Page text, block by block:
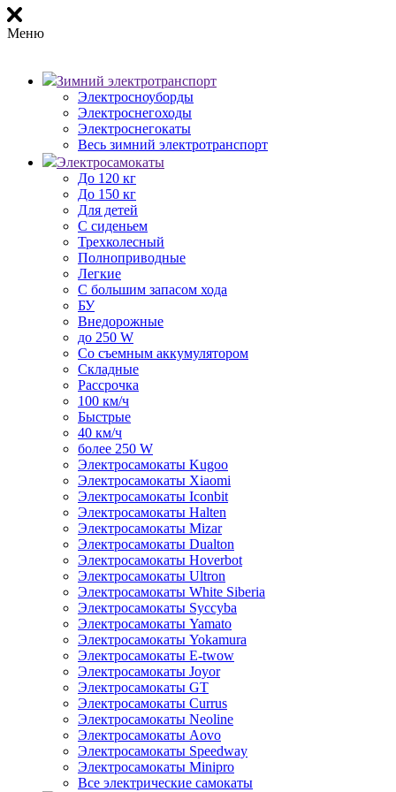
Меню
Зимний электротранспорт
Электросноуборды
Электроснегоходы
Электроснегокаты
Весь зимний электротранспорт
Электросамокаты
До 120 кг
До 150 кг
Для детей
С сиденьем
Трехколесный
Полноприводные
Легкие
С большим запасом хода
БУ
Внедорожные
до 250 W
Со съемным аккумулятором
Складные
Рассрочка
100 км/ч
Быстрые
40 км/ч
более 250 W
Электросамокаты Kugoo
Электросамокаты Xiaomi
Электросамокаты Iconbit
Электросамокаты Halten
Электросамокаты Mizar
Электросамокаты Dualton
Электросамокаты Hoverbot
Электросамокаты Ultron
Электросамокаты White Siberia
Электросамокаты Syccyba
Электросамокаты Yamato
Электросамокаты Yokamura
Электросамокаты E-twow
Электросамокаты Joyor
Электросамокаты GT
Электросамокаты Currus
Электросамокаты Neoline
Электросамокаты Aovo
Электросамокаты Speedway
Электросамокаты Minipro
Все электрические самокаты